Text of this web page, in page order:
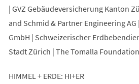
| GVZ Gebäudeversicherung Kanton
and Schmid & Partner Engineering
GmbH | Schweizerischer
Stadt Zürich | The Tomalla Foundation
HIMMEL + ERDE: HI+ER